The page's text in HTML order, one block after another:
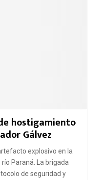
hostigamiento
Gálvez
explosivo en la
Paraná. La brigada
de seguridad y